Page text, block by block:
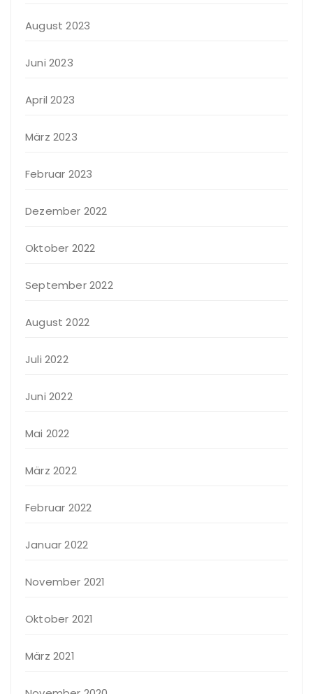
August 2023
Juni 2023
April 2023
März 2023
Februar 2023
Dezember 2022
Oktober 2022
September 2022
August 2022
Juli 2022
Juni 2022
Mai 2022
März 2022
Februar 2022
Januar 2022
November 2021
Oktober 2021
März 2021